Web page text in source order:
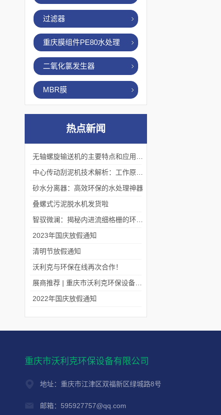
过滤器
重庆膜组件PE80水处理
二氧化氯发生器
MBR膜
热点新闻
砂水分离器：高效环保的水处理神器
叠螺式污泥脱水机发货啦
2023年国庆放假通知
清明节放假通知
沃利克与环保在线再次合作！
2022年国庆放假通知
重庆市沃利克环保设备有限公司
地址：重庆市江津区双福新区绿城路8号
邮箱：595927757@qq.com